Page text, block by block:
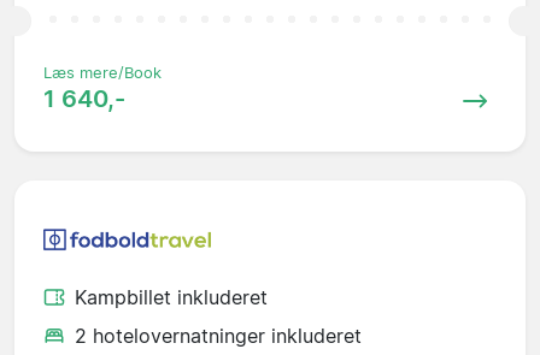
Læs mere/Book
1 640,-
Kampbillet inkluderet
2 hotelovernatninger inkluderet